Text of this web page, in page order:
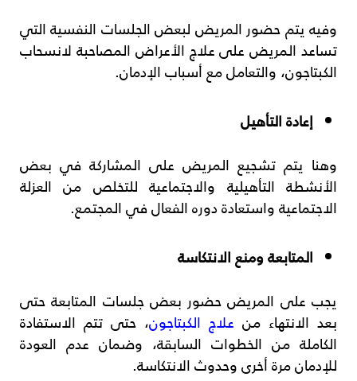
وفيه يتم حضور المريض لبعض الجلسات النفسية التي
تساعد المريض على علاج الأعراض المصاحبة لانسحاب
الكبتاجون، والتعامل مع أسباب الإدمان.
إعادة التأهيل
وهنا يتم تشجيع المريض على المشاركة في بعض
الأنشطة التأهيلية والاجتماعية للتخلص من العزلة
الاجتماعية واستعادة دوره الفعال في المجتمع.
المتابعة ومنع الانتكاسة
يجب على المريض حضور بعض جلسات المتابعة حتى
بعد الانتهاء من علاج الكبتاجون، حتى تتم الاستفادة
الكاملة من الخطوات السابقة، وضمان عدم العودة
للإدمان مرة أخرى وحدوث الانتكاسة.